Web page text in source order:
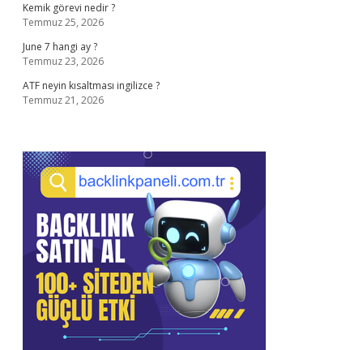
Kemik görevi nedir ?
Temmuz 25, 2026
June 7 hangi ay ?
Temmuz 23, 2026
ATF neyin kısaltması ingilizce ?
Temmuz 21, 2026